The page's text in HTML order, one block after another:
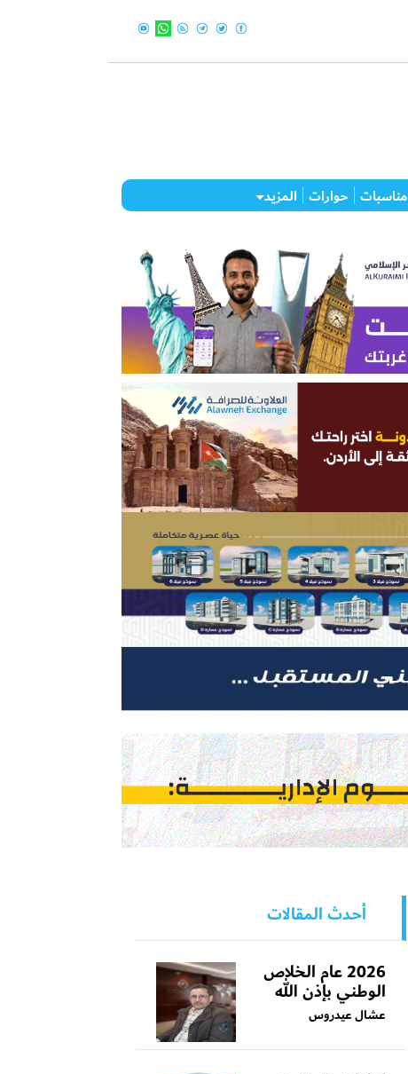
مناسبات حوارات المزيد
أحدث المقالات
2026 عام الخلاص
الوطني بإذن الله
عشال عيدروس